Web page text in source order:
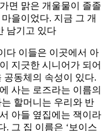
면 맑은 개울물이 졸졸
을이었다. 지금 그 개
남기고 있다
다 이들은 이곳에서 아
지긋한 시니어가 되어
공동체의 속성이 있다.
사는 로즈라는 이름의
할머니는 우리와 반
아들 옆집에는 잭이라
. 그 집 이름은 ‘보이스